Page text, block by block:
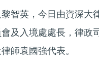
智英，今日由資深大
及入境處處長，律政
師袁國強代表。